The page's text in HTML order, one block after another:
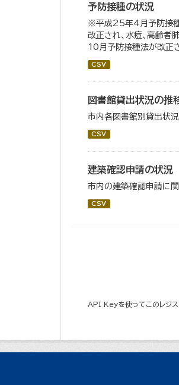
予防接種の状況
※平成25年4月予防接種
改正され、水痘、高齢
10月予防接種法が改正
CSV
図書館貸出状況の推
市内各図書館別貸出状況
CSV
建築確認申請の状況
市内の建築確認申請に関
CSV
API Keyを使ってこのレジス